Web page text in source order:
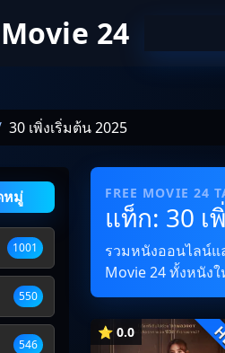
24
30 เพิ่งเริ่มต้น 2025
หมู่
1001
550
546
FREE MOVIE 24
แท็ก: 30 เ
รวมหนังออนไลน์แ
Movie 24 ทั้งหนัง
⭐ 0.0